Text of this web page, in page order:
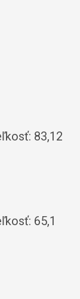
83,12
65,1